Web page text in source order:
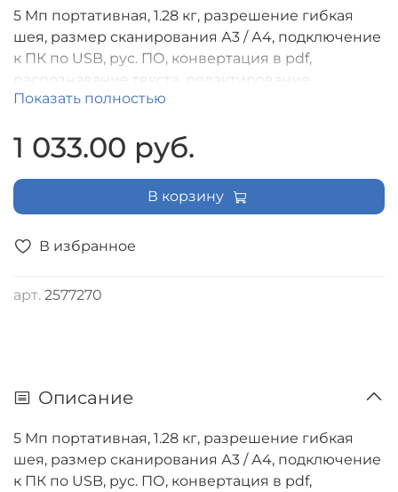
В избранное
арт. 2577270
5 Мп портативная, 1.28 кг, разрешение гибкая
шея, размер сканирования А3 / А4, подключение
к ПК по USB, рус. ПО, конвертация в pdf,
распознавание текста, редактирование
изображений, мультиэкранный режим, запись
Показать полностью
1 033.00 руб.
В корзину
Описание
5 Мп портативная, 1.28 кг, разрешение гибкая
шея, размер сканирования А3 / А4, подключение
к ПК по USB, рус. ПО, конвертация в pdf,